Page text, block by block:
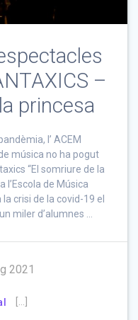
–
princesa
l’ ACEM
música no ha pogut
“El somriure de la
l’Escola de Música
crisi de la covid-19 el
miler d’alumnes …
2021